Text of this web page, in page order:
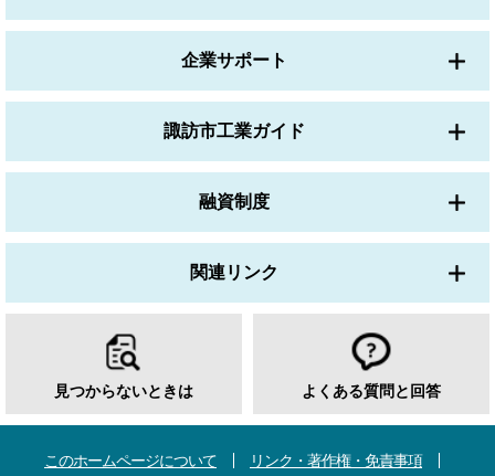
企業サポート
諏訪市工業ガイド
融資制度
関連リンク
見つからないときは よくある質問と回答
このホームページについて
リンク・著作権・免責事項